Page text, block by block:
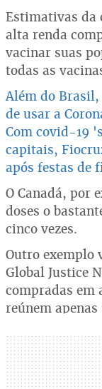
Estimativas da
alta renda
vacinar suas
todas as
Além do
de usar a
Com covid-19
capitais,
após festas de
O Canadá, por
doses o
cinco vezes.
Outro exemplo
Global Justice
compradas em
reúnem